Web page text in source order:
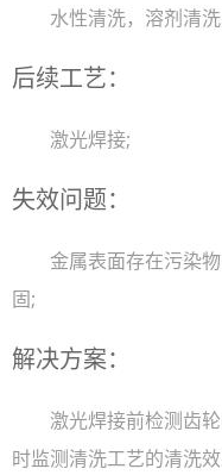
水性清洗，溶剂清洗
后续工艺：
激光焊接;
失效问题：
金属表面存在污染物
固;
解决方案：
激光焊接前检测齿轮
时监测清洗工艺的清洗